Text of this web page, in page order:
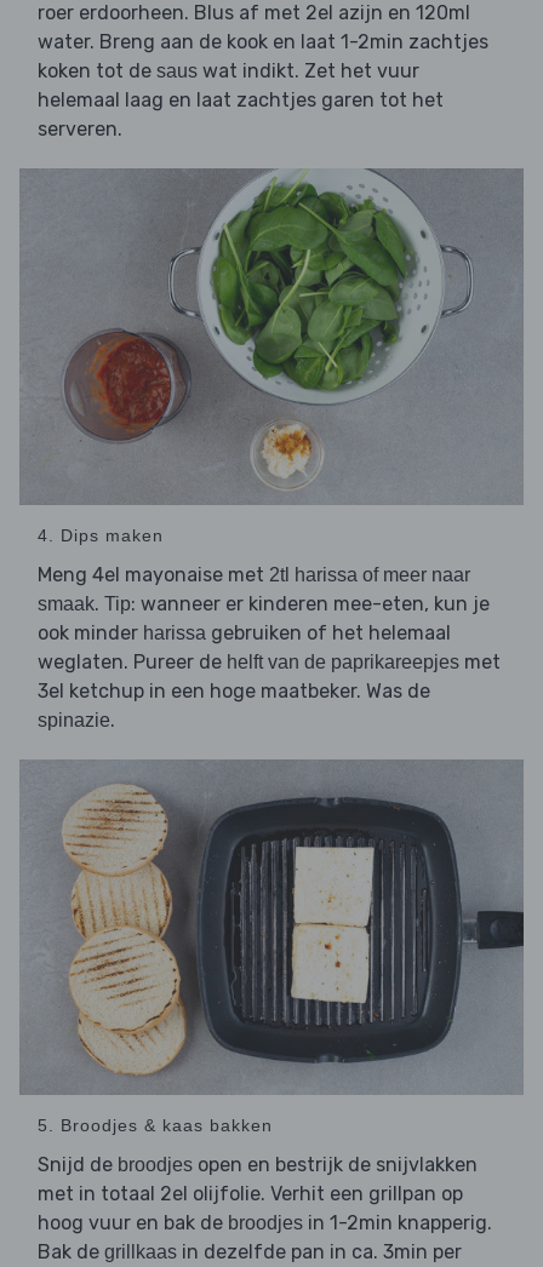
roer erdoorheen. Blus af met 2el azijn en 120ml
water. Breng aan de kook en laat 1-2min zachtjes
koken tot de saus wat indikt. Zet het vuur
helemaal laag en laat zachtjes garen tot het
serveren.
4. Dips maken
Meng 4el mayonaise met 2tl harissa of meer naar
smaak. Tip: wanneer er kinderen mee-eten, kun je
ook minder harissa gebruiken of het helemaal
weglaten. Pureer de helft van de paprikareepjes met
3el ketchup in een hoge maatbeker. Was de
spinazie.
5. Broodjes & kaas bakken
Snijd de broodjes open en bestrijk de snijvlakken
met in totaal 2el olijfolie. Verhit een grillpan op
hoog vuur en bak de broodjes in 1-2min knapperig.
Bak de grillkaas in dezelfde pan in ca. 3min per